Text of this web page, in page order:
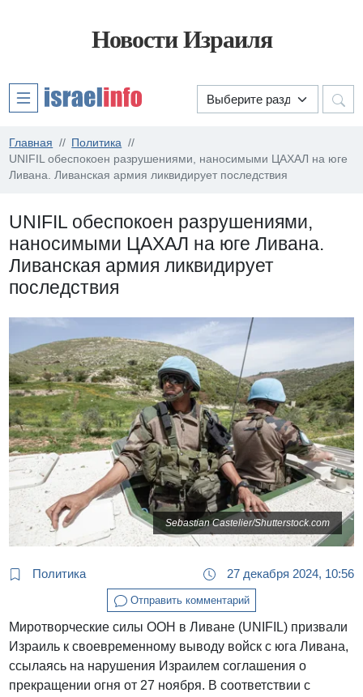
Новости Израиля
Главная
Политика
UNIFIL обеспокоен разрушениями, наносимыми ЦАХАЛ на юге
Ливана. Ливанская армия ликвидирует последствия
UNIFIL обеспокоен разрушениями,
наносимыми ЦАХАЛ на юге Ливана.
Ливанская армия ликвидирует
последствия
Sebastian Castelier/Shutterstock.com
Политика 27 декабря 2024, 10:56
Отправить комментарий
Миротворческие силы ООН в Ливане (UNIFIL) призвали
Израиль к своевременному выводу войск с юга Ливана,
ссылаясь на нарушения Израилем соглашения о
прекращении огня от 27 ноября. В соответствии с